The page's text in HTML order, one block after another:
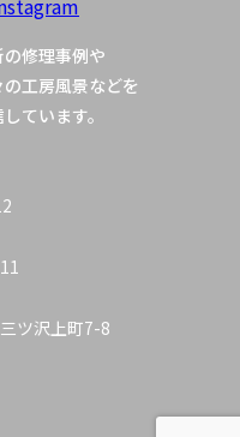
の修理事例や
の工房風景などを
ています。
ツ沢上町7-8